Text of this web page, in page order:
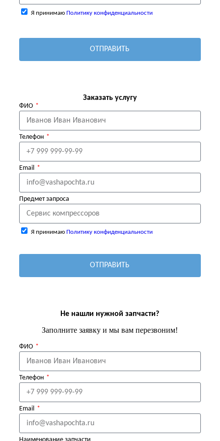
Я принимаю Политику конфиденциальности
ОТПРАВИТЬ
Заказать услугу
ФИО
Телефон
Email
Предмет запроса
Я принимаю Политику конфиденциальности
ОТПРАВИТЬ
Не нашли нужной запчасти?
Заполните заявку и мы вам перезвоним!
ФИО
Телефон
Email